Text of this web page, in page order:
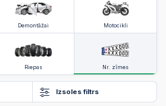
Demontāžai Motocikli
Riepas Nr. zīmes
Izsoles filtrs